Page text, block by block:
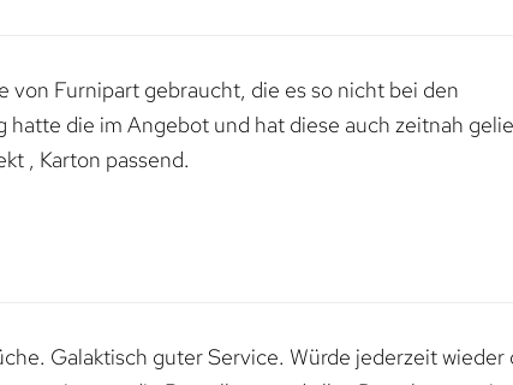
von Furnipart gebraucht, die es so nicht bei den
hatte die im Angebot und hat diese auch zeitnah
, Karton passend.
Galaktisch guter Service. Würde jederzeit wieder